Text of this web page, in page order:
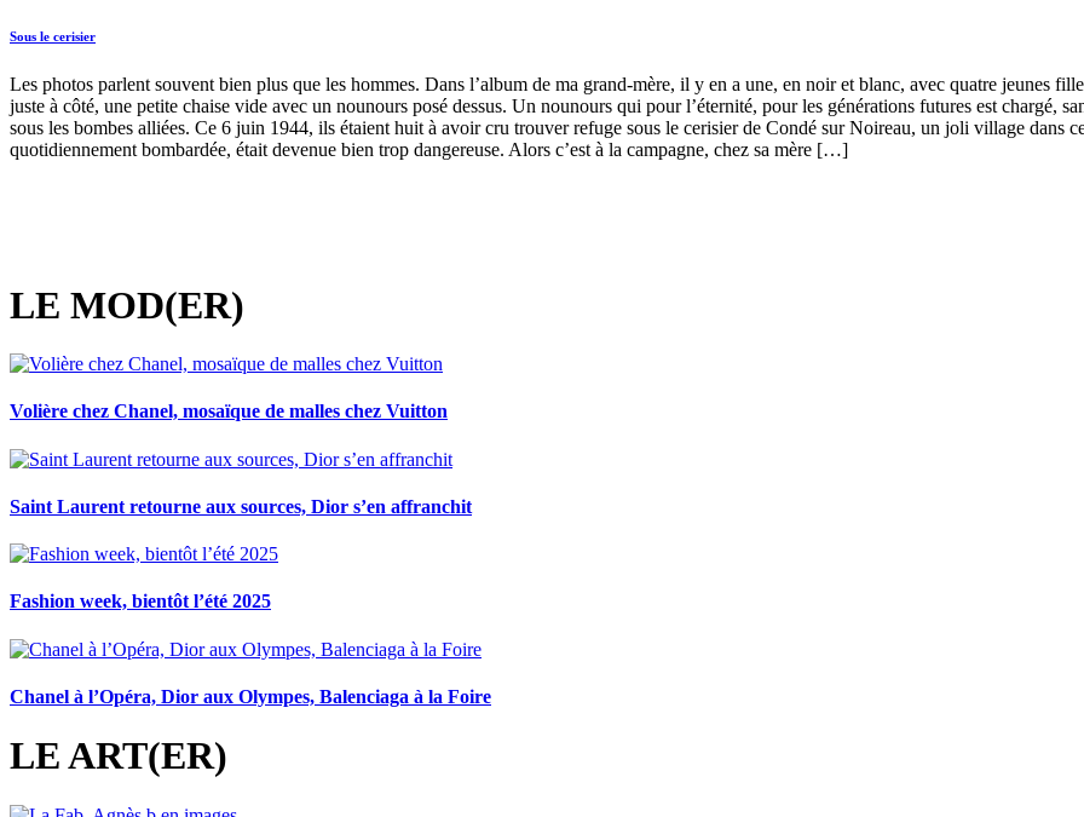
Sous le cerisier
Les photos parlent souvent bien plus que les hommes. Dans l’album de ma grand-mère, il y en a une, en noir et blanc, avec quatre jeunes
juste à côté, une petite chaise vide avec un nounours posé dessus. Un nounours qui pour l’éternité, pour les générations futures est chargé,
sous les bombes alliées. Ce 6 juin 1944, ils étaient huit à avoir cru trouver refuge sous le cerisier de Condé sur Noireau, un joli village dans
quotidiennement bombardée, était devenue bien trop dangereuse. Alors c’est à la campagne, chez sa mère […]
LE MOD(ER)
Volière chez Chanel, mosaïque de malles chez Vuitton
Saint Laurent retourne aux sources, Dior s’en affranchit
Fashion week, bientôt l’été 2025
Chanel à l’Opéra, Dior aux Olympes, Balenciaga à la Foire
LE ART(ER)